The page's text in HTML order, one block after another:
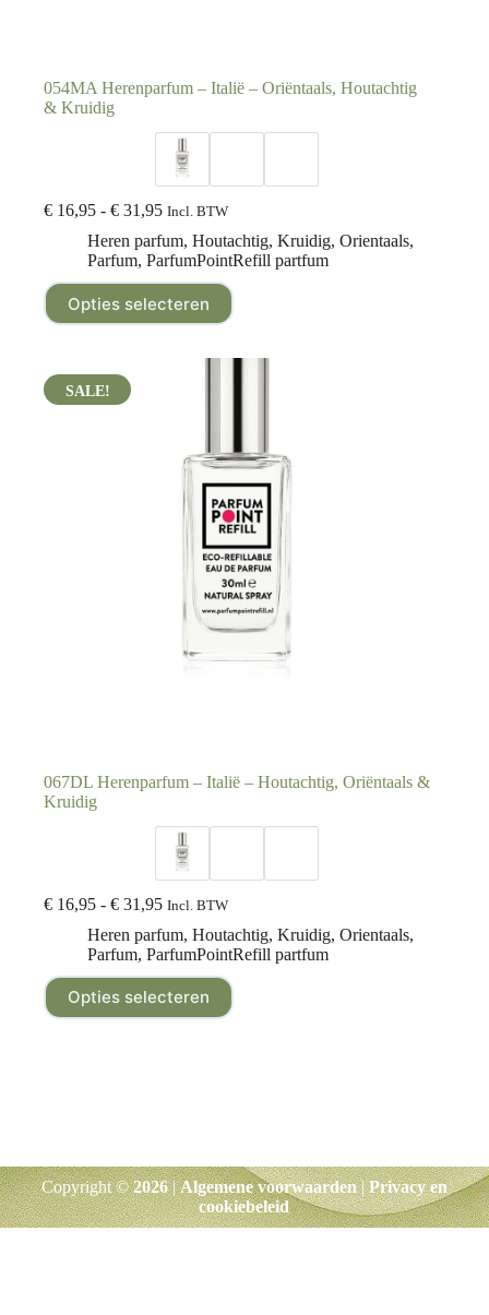
054MA Herenparfum – Italië – Oriëntaals, Houtachtig
& Kruidig
€ 16,95 - € 31,95 Incl. BTW
Heren parfum, Houtachtig, Kruidig, Orientaals,
Parfum, ParfumPointRefill partfum
Opties selecteren
067DL Herenparfum – Italië – Houtachtig, Oriëntaals &
Kruidig
€ 16,95 - € 31,95 Incl. BTW
Heren parfum, Houtachtig, Kruidig, Orientaals,
Parfum, ParfumPointRefill partfum
Opties selecteren
Copyright ©2026|Algemene voorwaarden|Privacy en
cookiebeleid